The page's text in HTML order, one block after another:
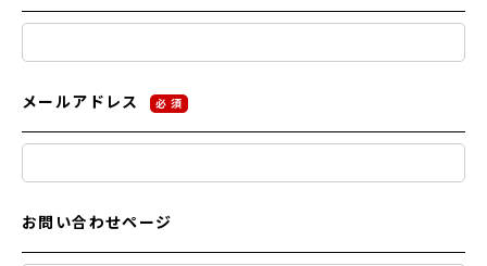
メールアドレス 必 須
お問い合わせページ